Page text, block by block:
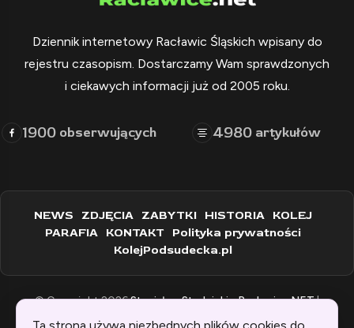
Dziennik internetowy Racławic Śląskich wpisany do
rejestru czasopism. Dostarczamy Wam sprawdzonych
i ciekawych informacji już od 2005 roku.
1900 obserwujących 4980 artykułów
NEWS ZDJĘCIA ZABYTKI HISTORIA KOLEJ
PARAFIA KONTAKT Polityka prywatności
KolejPodsudecka.pl
© Copyright 2026Stanisław Stadnicki - Raclawice.NET|